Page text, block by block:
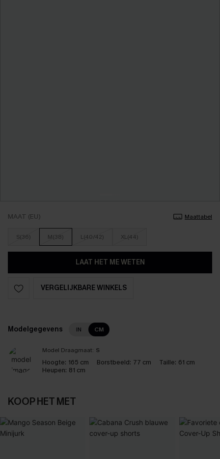
MAAT (EU) Maattabel
S(36) M(38) L(40/42) XL(44)
LAAT HET ME WETEN
VERGELIJKBARE WINKELS
Modelgegevens IN CM
Model Draagmaat: S
Hoogte: 165 cm Borstbeeld: 77 cm Taille: 61 cm
Heupen: 81 cm
KOOP HET MET